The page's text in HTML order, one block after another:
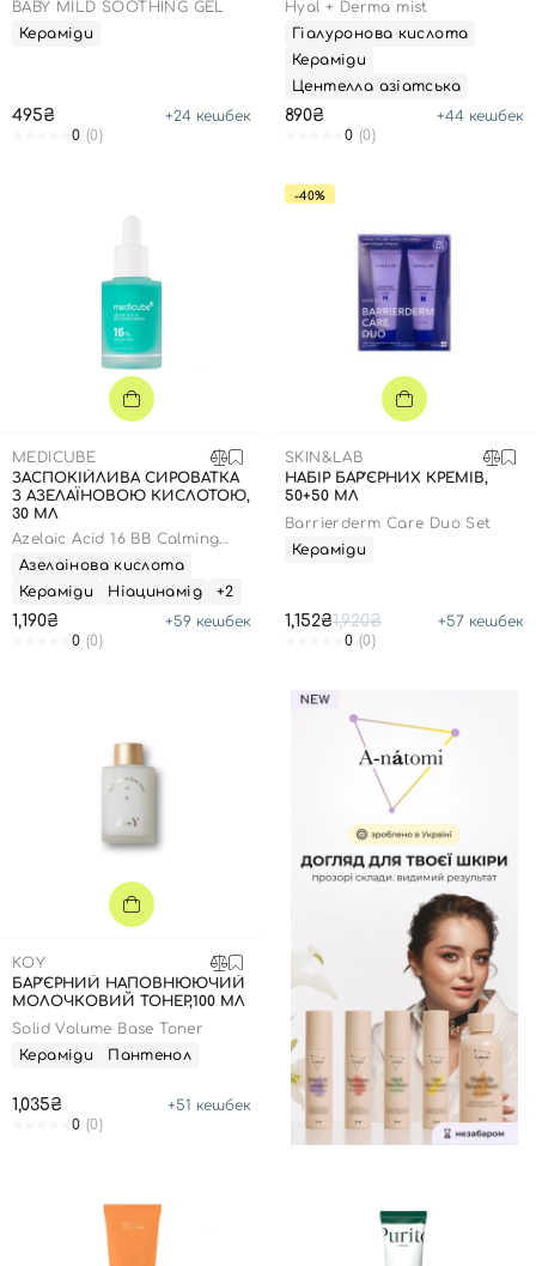
BABY MILD SOOTHING GEL
Кераміди
495₴ +24 кешбек
0 (0)
Hyal + Derma mist
Гіалуронова кислота
Кераміди
Центелла азіатська
890₴ +44 кешбек
0 (0)
MEDICUBE
ЗАСПОКІЙЛИВА СИРОВАТКА
З АЗЕЛАЇНОВОЮ КИСЛОТОЮ,
30 МЛ
Azelaic Acid 16 BB Calming
Serum
Азелаінова кислота
Кераміди
Ніацинамід +2
1,190₴ +59 кешбек
0 (0)
-40%
SKIN&LAB
НАБІР БАР’ЄРНИХ КРЕМІВ,
50+50 МЛ
Barrierderm Care Duo Set
Кераміди
1,152₴1,920₴ +57 кешбек
0 (0)
KOY
БАР’ЄРНИЙ НАПОВНЮЮЧИЙ
МОЛОЧКОВИЙ ТОНЕР,100 МЛ
Solid Volume Base Toner
Кераміди
Пантенол
1,035₴ +51 кешбек
0 (0)
Угоди користувача
Увійти за допомогою e-mail